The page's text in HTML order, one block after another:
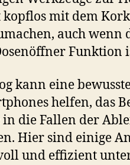
mit dem
auch wenn
Funktion
kann eine
helfen, das
in die Fallen der
Hier sind einige
und effizient